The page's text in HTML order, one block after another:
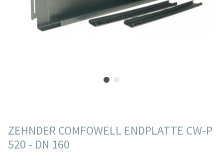
ZEHNDER COMFOWELL ENDPLATTE CW-P
520 - DN 160